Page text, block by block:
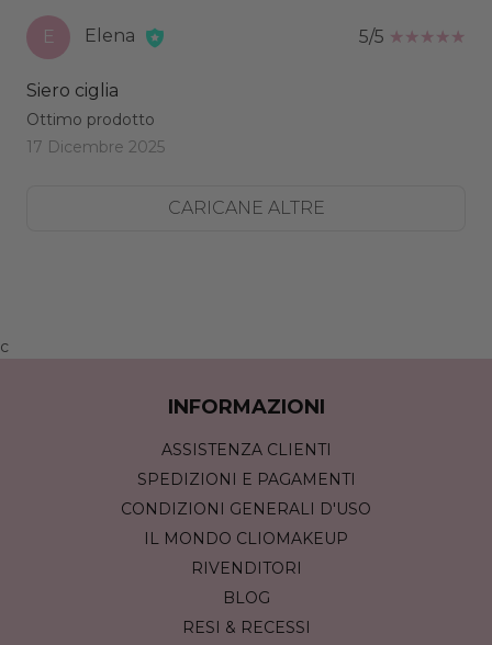
E Elena 5/5
Siero ciglia
Ottimo prodotto
17 Dicembre 2025
CARICANE ALTRE
c
INFORMAZIONI
ASSISTENZA CLIENTI
SPEDIZIONI E PAGAMENTI
CONDIZIONI GENERALI D'USO
IL MONDO CLIOMAKEUP
RIVENDITORI
BLOG
RESI & RECESSI